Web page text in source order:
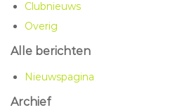
Clubnieuws
Overig
Alle berichten
Nieuwspagina
Archief